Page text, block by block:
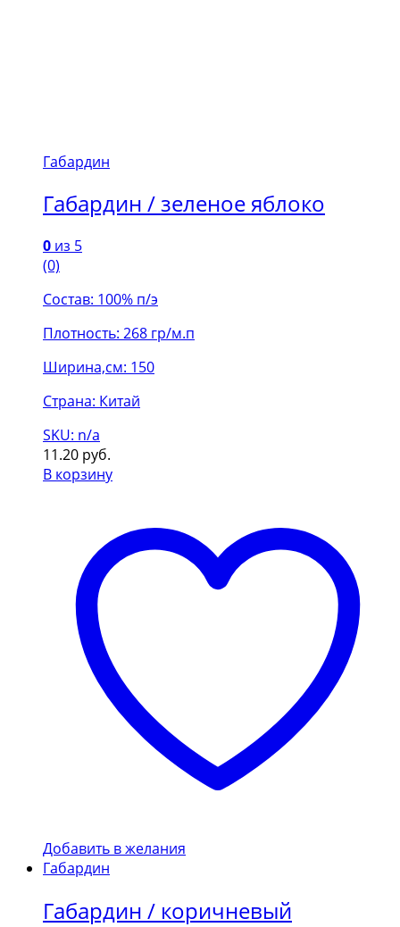
Габардин
Габардин / зеленое яблоко
0 из 5
(0)
Состав: 100% п/э
Плотность: 268 гр/м.п
Ширина,см: 150
Страна: Китай
SKU: n/a
11.20 руб.
В корзину
Добавить в желания
Габардин
Габардин / коричневый